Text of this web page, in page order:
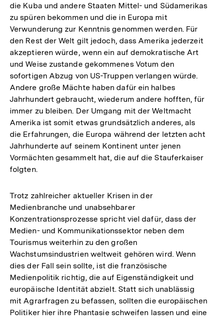
die Kuba und andere Staaten Mittel- und Südamerikas
zu spüren bekommen und die in Europa mit
Verwunderung zur Kenntnis genommen werden. Für
den Rest der Welt gilt jedoch, dass Amerika jederzeit
akzeptieren würde, wenn ein auf demokratische Art
und Weise zustande gekommenes Votum den
sofortigen Abzug von US-Truppen verlangen würde.
Andere große Mächte haben dafür ein halbes
Jahrhundert gebraucht, wiederum andere hofften, für
immer zu bleiben. Der Umgang mit der Weltmacht
Amerika ist somit etwas grundsätzlich anderes, als
die Erfahrungen, die Europa während der letzten acht
Jahrhunderte auf seinem Kontinent unter jenen
Vormächten gesammelt hat, die auf die Stauferkaiser
folgten.
Trotz zahlreicher aktueller Krisen in der
Medienbranche und unabsehbarer
Konzentrationsprozesse spricht viel dafür, dass der
Medien- und Kommunikationssektor neben dem
Tourismus weiterhin zu den großen
Wachstumsindustrien weltweit gehören wird. Wenn
dies der Fall sein sollte, ist die französische
Medienpolitik richtig, die auf Eigenständigkeit und
europäische Identität abzielt. Statt sich unablässig
mit Agrarfragen zu befassen, sollten die europäischen
Politiker hier ihre Phantasie schweifen lassen und eine